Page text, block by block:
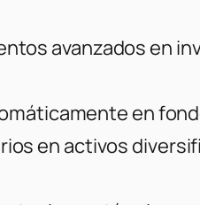
avanzados en
en
en activos